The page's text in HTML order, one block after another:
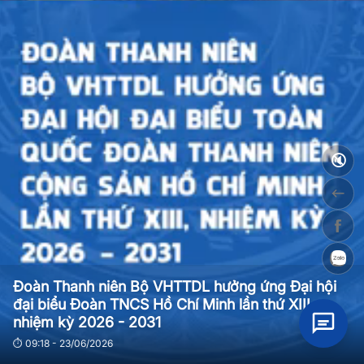
Đoàn Thanh niên Bộ VHTTDL hưởng ứng Đại hội
đại biểu Đoàn TNCS Hồ Chí Minh lần thứ XIII,
nhiệm kỳ 2026 - 2031
⏱ 09:18 - 23/06/2026
🔇